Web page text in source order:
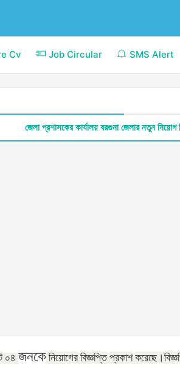
Cv Job Circular SMS Alert
জেলা প্রশাসকের কার্যালয় বরগুনা জেলার নতুন নিয়োগ
০৪ জনকে নিয়োগের বিজ্ঞপ্তি প্রকাশ করেছে।